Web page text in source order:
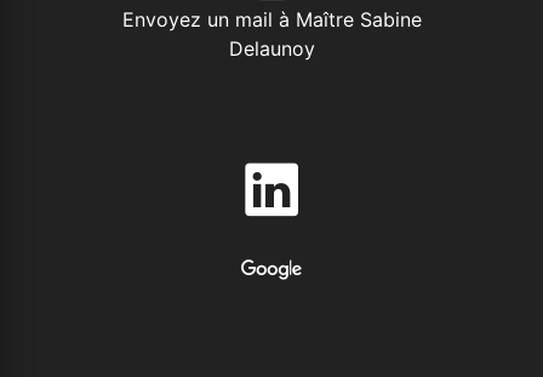
Envoyez un mail à Maître Sabine
Delaunoy